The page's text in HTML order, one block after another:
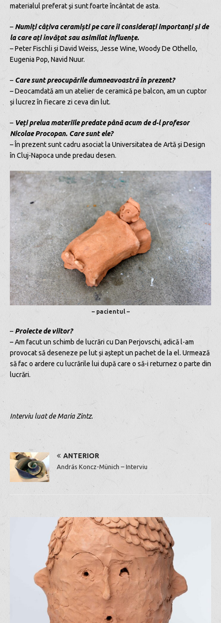
materialul preferat și sunt foarte încântat de asta.
– Numiți câțiva ceramiști pe care îi considerați importanți și de
la care ați învățat sau asimilat influențe.
– Peter Fischli și David Weiss, Jesse Wine, Woody De Othello,
Eugenia Pop, Navid Nuur.
– Care sunt preocupările dumneavoastră în prezent?
– Deocamdată am un atelier de ceramică pe balcon, am un cuptor
și lucrez în fiecare zi ceva din lut.
– Veți prelua materiile predate până acum de d-l profesor
Nicolae Procopan. Care sunt ele?
– În prezent sunt cadru asociat la Universitatea de Artă și Design
în Cluj-Napoca unde predau desen.
– pacientul –
– Proiecte de viitor?
– Am facut un schimb de lucrări cu Dan Perjovschi, adică l-am
provocat să deseneze pe lut și aștept un pachet de la el. Urmează
să fac o ardere cu lucrările lui după care o să-i returnez o parte din
lucrări.
Interviu luat de Maria Zintz.
ANTERIOR
András Koncz-Münich – Interviu